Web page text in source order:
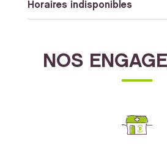
Horaires indisponibles
NOS